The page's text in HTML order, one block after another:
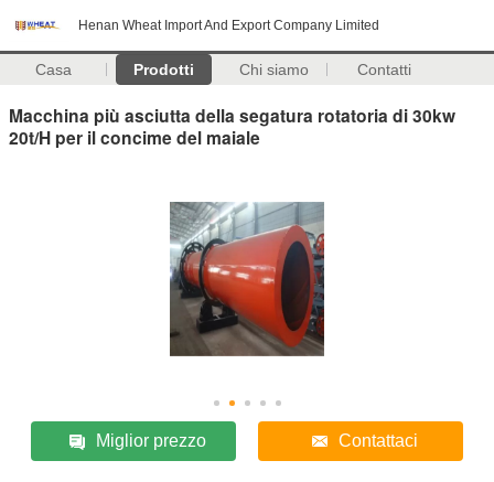
Henan Wheat Import And Export Company Limited
Casa Prodotti Chi siamo Contatti
Macchina più asciutta della segatura rotatoria di 30kw
20t/H per il concime del maiale
Miglior prezzo Contattaci